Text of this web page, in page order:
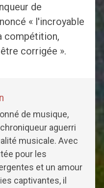
de
« l'incroyable
compétition,
corrigée ».
de musique,
aguerri
musicale. Avec
pour les
et un amour
captivantes, il